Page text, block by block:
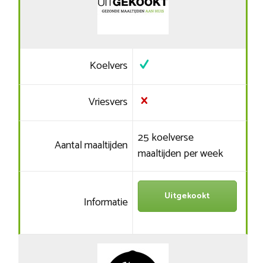
Koelvers
Vriesvers
Aantal maaltijden 25 koelverse
maaltijden per week
Informatie Uitgekookt